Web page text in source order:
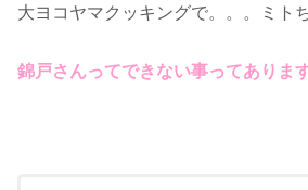
大ヨコヤマクッキングで。。。ミト
錦戸さんってできない事ってありま